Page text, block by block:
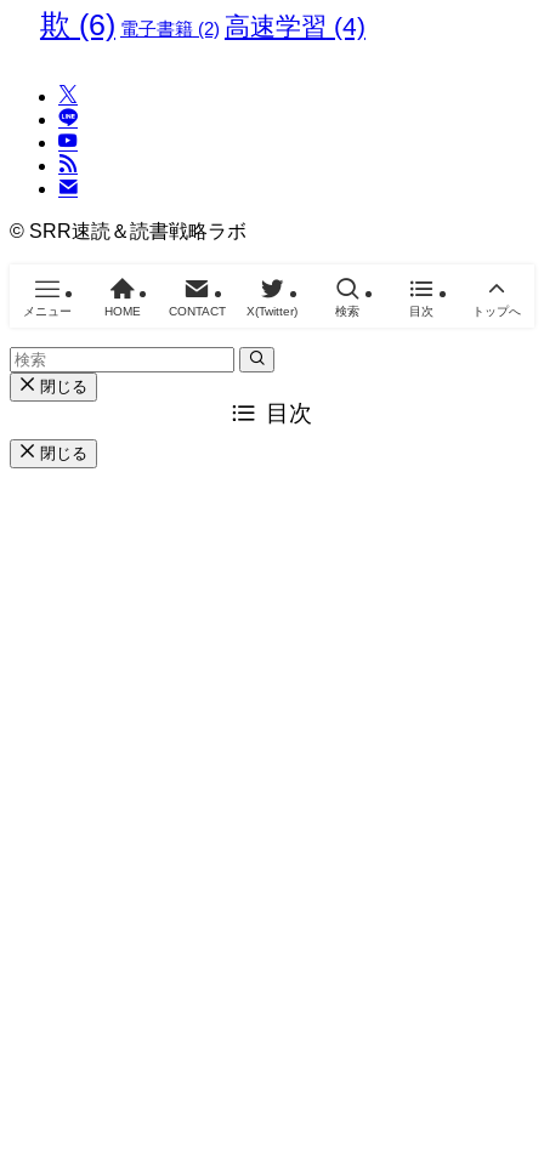
欺 (6) 電子書籍(2) 高速学習 (4)
© SRR速読＆読書戦略ラボ
メニュー HOME CONTACT X(Twitter) 検索 目次 トップへ
閉じる
目次
閉じる